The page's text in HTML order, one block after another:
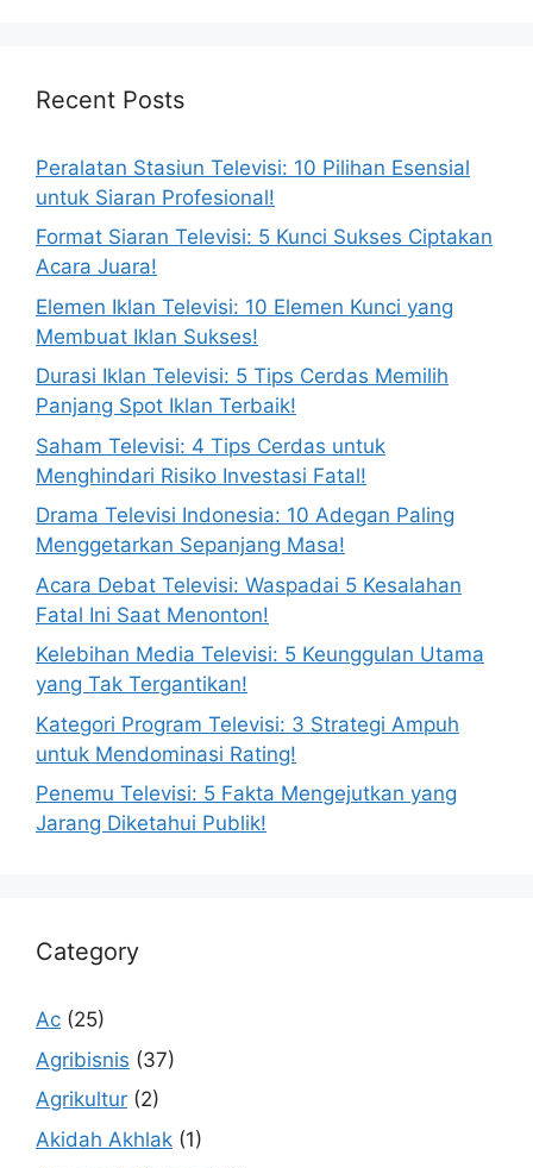
Recent Posts
Peralatan Stasiun Televisi: 10 Pilihan Esensial
untuk Siaran Profesional!
Format Siaran Televisi: 5 Kunci Sukses Ciptakan
Acara Juara!
Elemen Iklan Televisi: 10 Elemen Kunci yang
Membuat Iklan Sukses!
Durasi Iklan Televisi: 5 Tips Cerdas Memilih
Panjang Spot Iklan Terbaik!
Saham Televisi: 4 Tips Cerdas untuk
Menghindari Risiko Investasi Fatal!
Drama Televisi Indonesia: 10 Adegan Paling
Menggetarkan Sepanjang Masa!
Acara Debat Televisi: Waspadai 5 Kesalahan
Fatal Ini Saat Menonton!
Kelebihan Media Televisi: 5 Keunggulan Utama
yang Tak Tergantikan!
Kategori Program Televisi: 3 Strategi Ampuh
untuk Mendominasi Rating!
Penemu Televisi: 5 Fakta Mengejutkan yang
Jarang Diketahui Publik!
Category
Ac (25)
Agribisnis (37)
Agrikultur (2)
Akidah Akhlak (1)